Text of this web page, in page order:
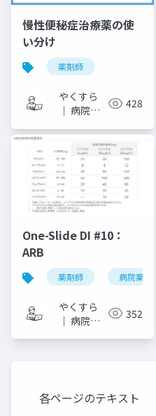
慢性便秘症治療薬の使
い分け
薬剤師
やくすら
｜ 病院薬
イドメモ
428
One-Slide DI #10：
ARB
薬剤師 病院薬剤師
やくすら
｜ 病院薬
352
各ページのテキスト